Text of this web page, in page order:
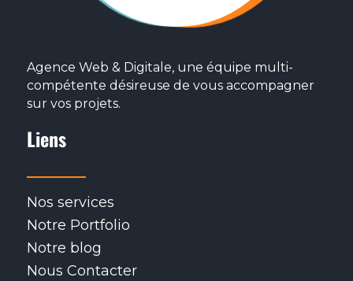
Agence Web & Digitale, une équipe multi-
compétente désireuse de vous accompagner
sur vos projets.
Liens
Nos services
Notre Portfolio
Notre blog
Nous Contacter